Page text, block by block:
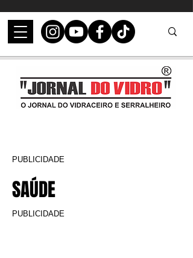
PUBLICIDADE
SAÚDE
PUBLICIDADE